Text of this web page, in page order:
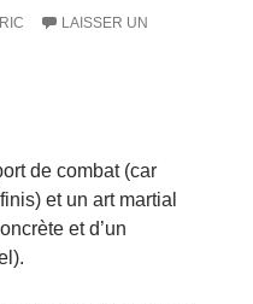
LAISSER UN
de combat (car
et un art martial
et d’un